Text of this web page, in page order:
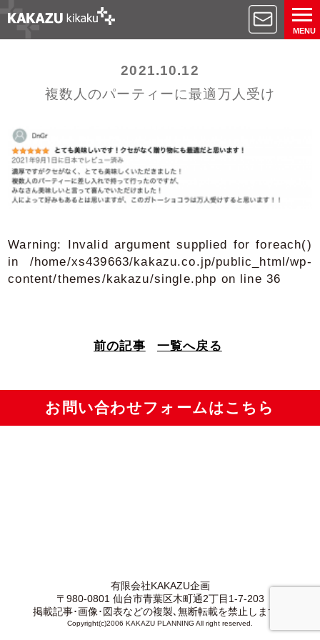
MENU
2021.10.12
複数人のパーティーに最適万人受け
Warning: Invalid argument supplied for foreach()
in /home/xs439663/kakazu.co.jp/public_html/wp-
content/themes/kakazu/single.php on line 36
前の記事 一覧へ戻る
お問い合わせフォームはこちら
有限会社KAKAZU企画
〒980-0801 仙台市青葉区木町通2丁目1-7-203
掲載記事･画像･図表などの複製､無断転載を禁止します。
Copyright(c)2006 KAKAZU PLANNING All right reserved.